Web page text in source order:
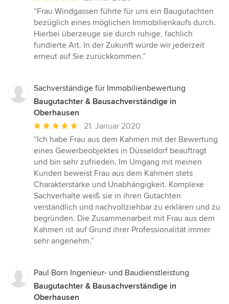
Bewertung:
5
von
5
Sternen
“Frau Windgassen führte für uns ein Baugutachten
bezüglich eines möglichen Immobilienkaufs durch.
Hierbei überzeuge sie durch ruhige, fachlich
fundierte Art. In der Zukunft würde wir jederzeit
erneut auf Sie zurückkommen.”
Sachverständige für Immobilienbewertung
Baugutachter & Bausachverständige in
Oberhausen
Durchschnittliche
Bewertung:
5
von
5
Sternen
21. Januar 2020
“Ich habe Frau aus dem Kahmen mit der Bewertung
eines Gewerbeobjektes in Düsseldorf beauftragt
und bin sehr zufrieden. Im Umgang mit meinen
Kunden beweist Frau aus dem Kahmen stets
Charakterstärke und Unabhängigkeit. Komplexe
Sachverhalte weiß sie in ihren Gutachten
verständlich und nachvollziehbar zu erklären und zu
begründen. Die Zusammenarbeit mit Frau aus dem
Kahmen ist auf Grund ihrer Professionalität immer
sehr angenehm.”
Paul Born Ingenieur- und Baudienstleistung
Baugutachter & Bausachverständige in
Oberhausen